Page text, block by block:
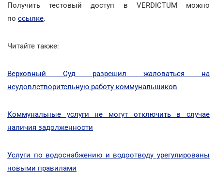
Получить тестовый доступ в VERDICTUM можно
по ссылке.
Читайте также:
Верховный Суд разрешил жаловаться на
неудовлетворительную работу коммунальщиков
Коммунальные услуги не могут отключить в случае
наличия задолженности
Услуги по водоснабжению и водоотводу урегулированы
новыми правилами